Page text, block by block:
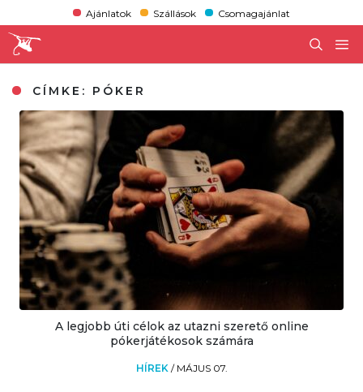
Ajánlatok Szállások Csomagajánlat
CÍMKE: PÓKER
A legjobb úti célok az utazni szerető online
pókerjátékosok számára
HÍREK / MÁJUS 07.